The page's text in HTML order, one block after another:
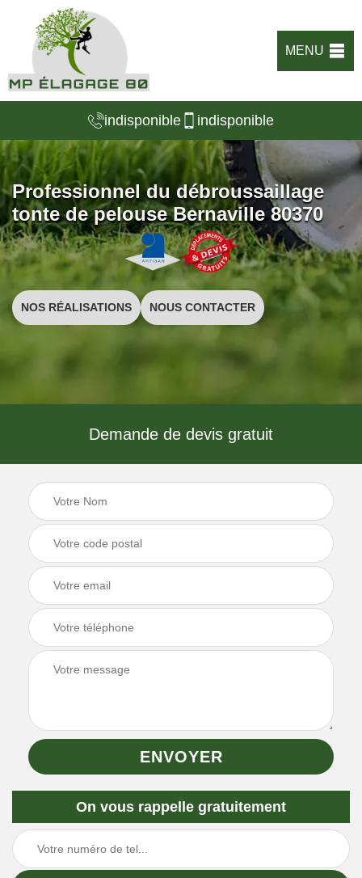
MENU
indisponible indisponible
Professionnel du débroussaillage
tonte de pelouse Bernaville 80370
NOS RÉALISATIONS NOUS CONTACTER
Demande de devis gratuit
On vous rappelle gratuitement